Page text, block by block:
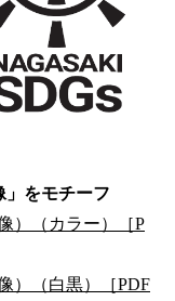
」をモチーフ
）（カラー）［P
）（白黒）［PDF